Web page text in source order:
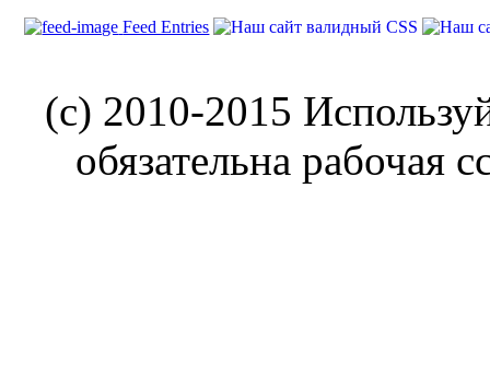
Feed Entries
(c) 2010-2015
обязательна рабочая